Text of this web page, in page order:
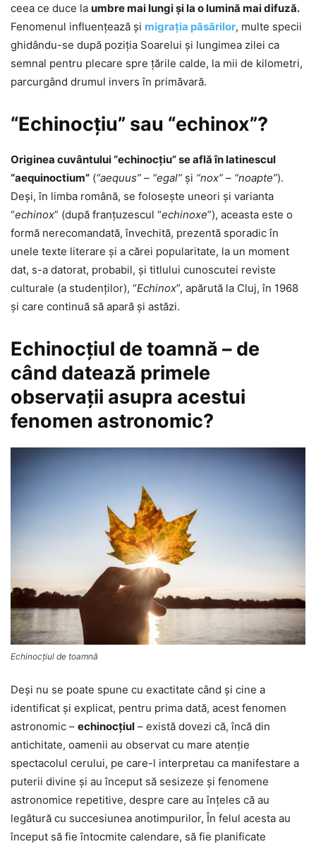
ceea ce duce la umbre mai lungi și la o lumină mai difuză.
Fenomenul influențează și migrația păsărilor, multe specii
ghidându-se după poziția Soarelui și lungimea zilei ca
semnal pentru plecare spre ţările calde, la mii de kilometri,
parcurgând drumul invers în primăvară.
“Echinocţiu” sau “echinox”?
Originea cuvântului “echinocţiu” se află în latinescul
“aequinoctium” (“aequus” – “egal” şi “nox” – “noapte”).
Deşi, în limba română, se foloseşte uneori şi varianta
“echinox” (după franţuzescul “echinoxe”), aceasta este o
formă nerecomandată, învechită, prezentă sporadic în
unele texte literare şi a cărei popularitate, la un moment
dat, s-a datorat, probabil, şi titlului cunoscutei reviste
culturale (a studenţilor), “Echinox”, apărută la Cluj, în 1968
şi care continuă să apară şi astăzi.
Echinocţiul de toamnă – de
când datează primele
observaţii asupra acestui
fenomen astronomic?
Echinocţiul de toamnă
Deşi nu se poate spune cu exactitate când şi cine a
identificat şi explicat, pentru prima dată, acest fenomen
astronomic – echinocţiul – există dovezi că, încă din
antichitate, oamenii au observat cu mare atenţie
spectacolul cerului, pe care-l interpretau ca manifestare a
puterii divine şi au început să sesizeze şi fenomene
astronomice repetitive, despre care au înţeles că au
legătură cu succesiunea anotimpurilor, În felul acesta au
început să fie întocmite calendare, să fie planificate